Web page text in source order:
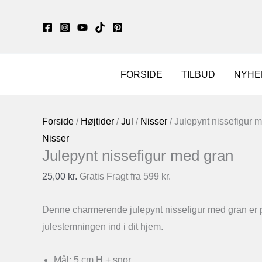
FORSIDE TILBUD
Forside / Højtider /Jul / Nisser / Julepynt nissefigur
Nisser
Julepynt nissefigur med gran
25,00 kr. Gratis Fragt fra 599 kr.
Denne charmerende julepynt nissefigur med gran er
julestemningen ind i dit hjem.